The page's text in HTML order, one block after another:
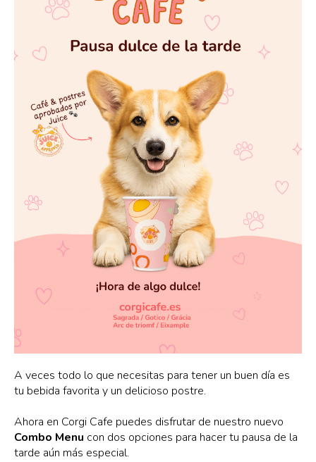
A veces todo lo que necesitas para tener un buen día es
tu bebida favorita y un delicioso postre.
Ahora en Corgi Cafe puedes disfrutar de nuestro nuevo
Combo Menu con dos opciones para hacer tu pausa de la
tarde aún más especial.